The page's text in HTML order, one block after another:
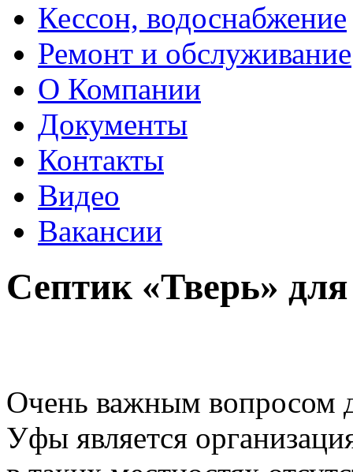
Кессон, водоснабжение
Ремонт и обслуживание
О Компании
Документы
Контакты
Видео
Вакансии
Септик «Тверь»
Очень важным вопросом
Уфы является